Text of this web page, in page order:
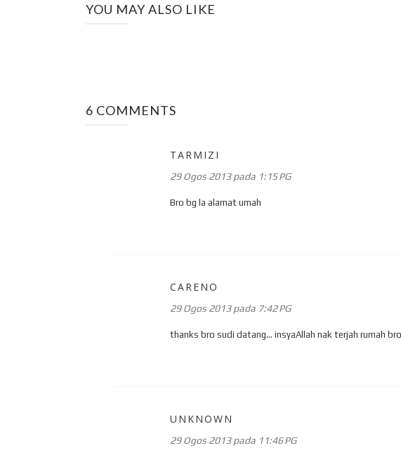
YOU MAY ALSO LIKE
6 COMMENTS
TARMIZI
29 Ogos 2013 pada 1:15 PG
Bro bg la alamat umah
CARENO
29 Ogos 2013 pada 7:42 PG
thanks bro sudi datang... insyaAllah nak terjah rumah
UNKNOWN
29 Ogos 2013 pada 11:46 PG